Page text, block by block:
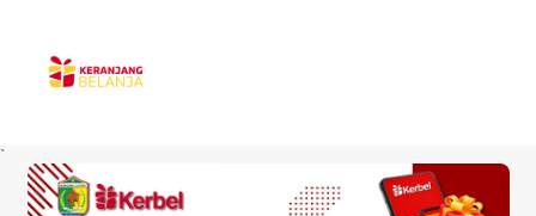
`